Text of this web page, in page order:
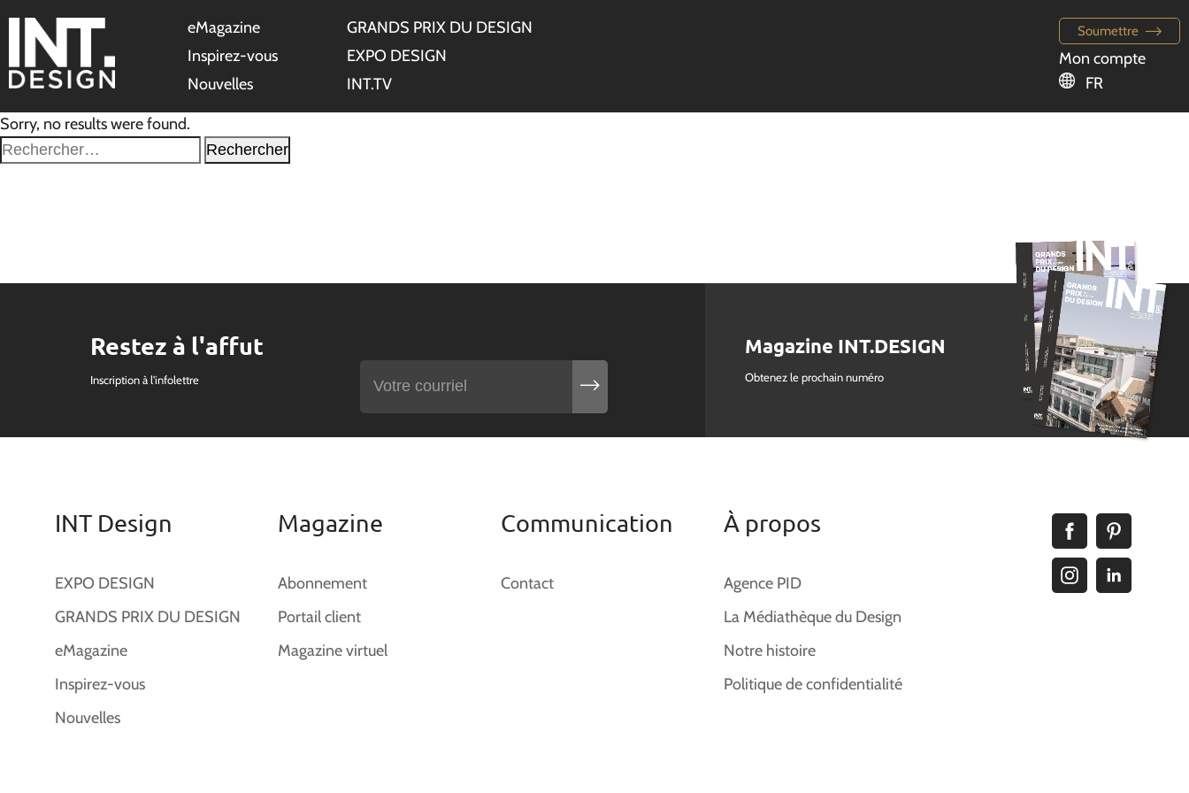
eMagazine
Inspirez-vous
Nouvelles
GRANDS PRIX DU DESIGN
EXPO DESIGN
INT.TV
Soumettre
Mon compte
FR
Sorry, no results were found.
Rechercher :
Restez à l'affut
Inscription à l'infolettre
Magazine INT.DESIGN
Obtenez le prochain numéro
INT Design
EXPO DESIGN
GRANDS PRIX DU DESIGN
eMagazine
Inspirez-vous
Nouvelles
Magazine
Abonnement
Portail client
Magazine virtuel
Communication
Contact
À propos
Agence PID
La Médiathèque du Design
Notre histoire
Politique de confidentialité